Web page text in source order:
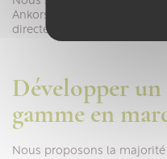
Ankorstore où vous pouvez
directement en ligne.
Développer un
gamme en
Nous proposons la